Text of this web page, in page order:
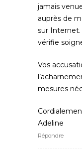
jamais
auprès de
sur Internet.
vérifie
Vos
mesures
Adeline
Répondre